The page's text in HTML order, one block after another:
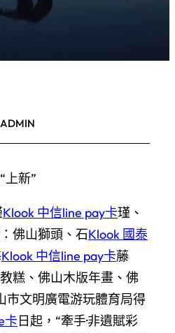
ADMIN
上新”
Klook 中信line pay卡瑾、
佛山獅頭、石Klook 國泰
Klook 中信line pay卡藤
糕、佛山木版年畫、佛
文明廣電游玩體育局得
卡日起，“牽手·非遺賦彩